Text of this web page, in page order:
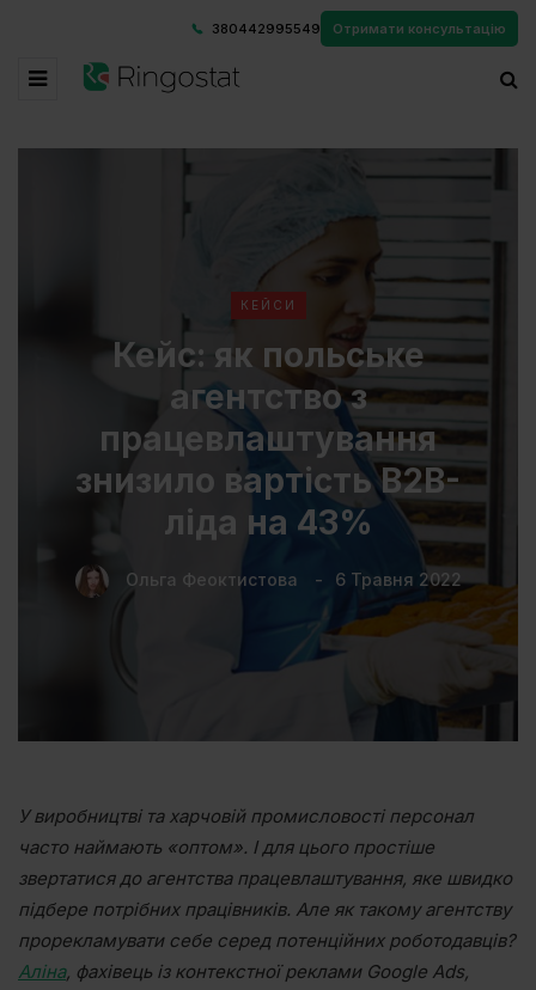
380442995549 Отримати консультацію
КЕЙСИ
Кейс: як польське
агентство з
працевлаштування
знизило вартість B2B-
ліда на 43%
Ольга Феоктистова 6 Травня 2022
У виробництві та харчовій промисловості персонал
часто наймають «оптом». І для цього простіше
звертатися до агентства працевлаштування, яке швидко
підбере потрібних працівників. Але як такому агентству
прорекламувати себе серед потенційних роботодавців?
Аліна, фахівець із контекстної реклами Google Ads,